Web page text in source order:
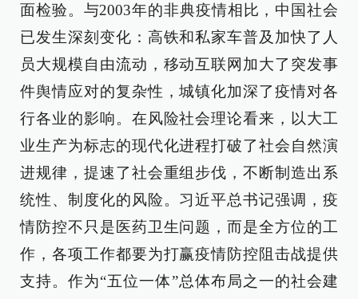
面检验。与2003年的非典疫情相比，中国社会
已发生深刻变化：高铁和私家车普及加快了人
员大规模自由流动，移动互联网加大了突发事
件舆情应对的复杂性，城镇化加深了疫情对各
行各业的影响。在风险社会理论看来，以大工
业生产为标志的现代化进程打破了社会自然演
进规律，提速了社会重组步伐，不断制造出系
统性、制度化的风险。习近平总书记强调，疫
情防控不只是医药卫生问题，而是全方位的工
作，各项工作都要为打赢疫情防控阻击战提供
支持。作为“五位一体”总体布局之一的社会建